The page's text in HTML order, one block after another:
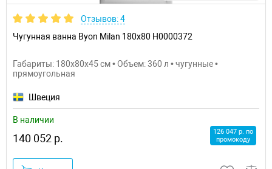
Отзывов: 4
Чугунная ванна Byon Milan 180x80 Н0000372
Габариты: 180x80x45 см • Объем: 360 л • чугунные •
прямоугольная
Швеция
В наличии
140 052 р.
126 047 р. по
промокоду